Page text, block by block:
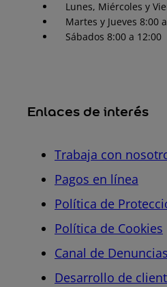
Lunes, Miércoles y
Martes y Jueves 8:00
Sábados 8:00 a 12:00
Enlaces de interés
Trabaja con
Pagos en línea
Política de
Política de Cookies
Canal de
Desarrollo de